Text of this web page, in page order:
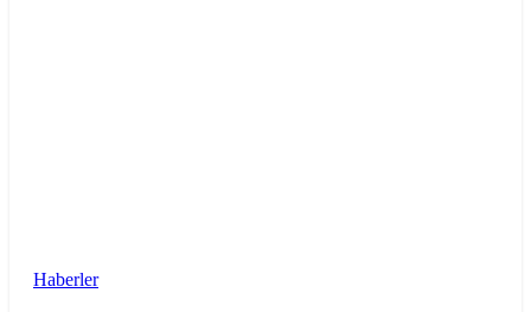
Haberler